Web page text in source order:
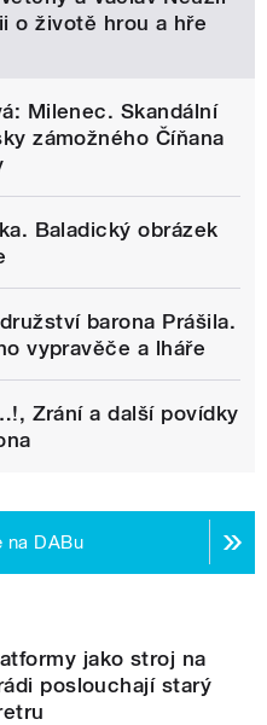
o životě hrou a hře
Milenec. Skandální
zámožného Číňana
Baladický obrázek
barona Prášila.
vypravěče a lháře
Zrání a další povídky
na DABu
jako stroj na
poslouchají starý